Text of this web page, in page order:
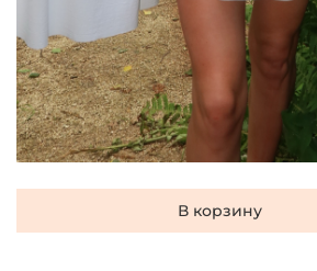
В корзину